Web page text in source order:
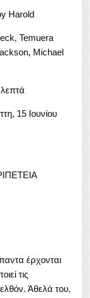
Harold
Temuera
Michael
15 Ιουνίου
έρχονται
τις
Άθελά του,